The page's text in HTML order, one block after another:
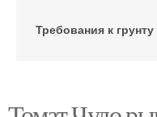
Требования к грунту